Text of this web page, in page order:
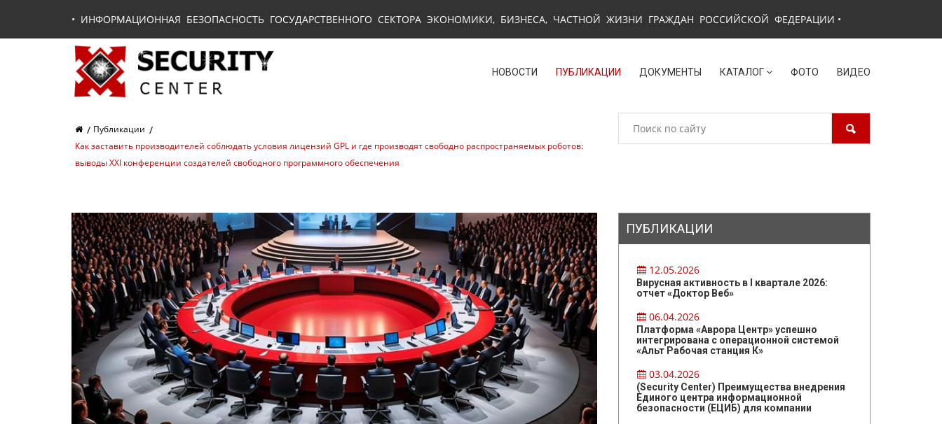
• ИНФОРМАЦИОННАЯ БЕЗОПАСНОСТЬ ГОСУДАРСТВЕННОГО СЕКТОРА ЭКОНОМИКИ, БИЗНЕСА, ЧАСТНОЙ ЖИЗНИ ГРАЖДАН РОССИЙСКОЙ ФЕДЕРАЦИИ •
НОВОСТИ ПУБЛИКАЦИИ ДОКУМЕНТЫ КАТАЛОГ ФОТО ВИДЕО
Публикации
Как заставить производителей соблюдать условия лицензий GPL и где производят свободно распространяемых роботов:
выводы XXI конференции создателей свободного программного обеспечения
ПУБЛИКАЦИИ
12.05.2026
Вирусная активность в I квартале 2026:
отчет «Доктор Веб»
06.04.2026
Платформа «Аврора Центр» успешно
интегрирована с операционной системой
«Альт Рабочая станция К»
03.04.2026
(Security Center) Преимущества внедрения
Единого центра информационной
безопасности (ЕЦИБ) для компании